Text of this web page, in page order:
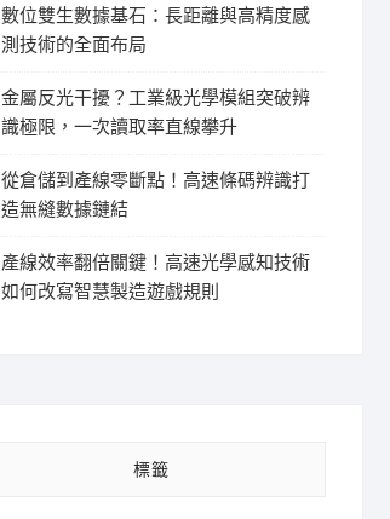
數位雙生數據基石：長距離與高精度感
測技術的全面布局
金屬反光干擾？工業級光學模組突破辨
識極限，一次讀取率直線攀升
從倉儲到產線零斷點！高速條碼辨識打
造無縫數據鏈結
產線效率翻倍關鍵！高速光學感知技術
如何改寫智慧製造遊戲規則
標籤